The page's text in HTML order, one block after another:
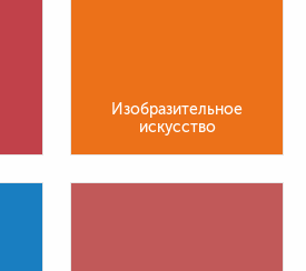
Изобразительное
искусство